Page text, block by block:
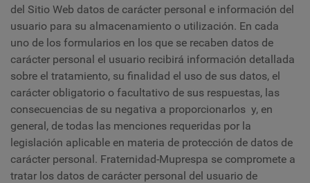
del Sitio Web datos de carácter personal e información del
usuario para su almacenamiento o utilización. En cada
uno de los formularios en los que se recaben datos de
carácter personal el usuario recibirá información detallada
sobre el tratamiento, su finalidad el uso de sus datos, el
carácter obligatorio o facultativo de sus respuestas, las
consecuencias de su negativa a proporcionarlos y, en
general, de todas las menciones requeridas por la
legislación aplicable en materia de protección de datos de
carácter personal. Fraternidad-Muprespa se compromete a
tratar los datos de carácter personal del usuario de